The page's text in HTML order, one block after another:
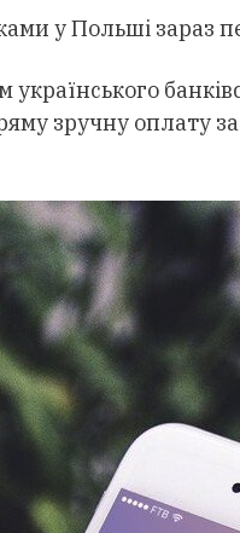
у Польші зараз
зручну оплату